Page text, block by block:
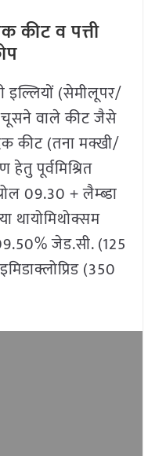
व पत्ती
इल्लियों (सेमीलूपर/
वाले कीट जैसे
कीट (तना मक्खी/
पूर्वमिश्रित
09.30 + लैम्ब्डा
थायोमिथोक्सम
जेड.सी. (125
(350